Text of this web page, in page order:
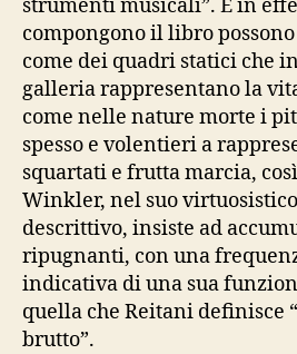
strumenti musicali”. E in
compongono il libro
come dei quadri statici che
galleria rappresentano la
come nelle nature morte i
spesso e volentieri a
squartati e frutta marcia,
Winkler, nel suo
descrittivo, insiste ad
ripugnanti, con una
indicativa di una sua
quella che Reitani definisce
brutto”.